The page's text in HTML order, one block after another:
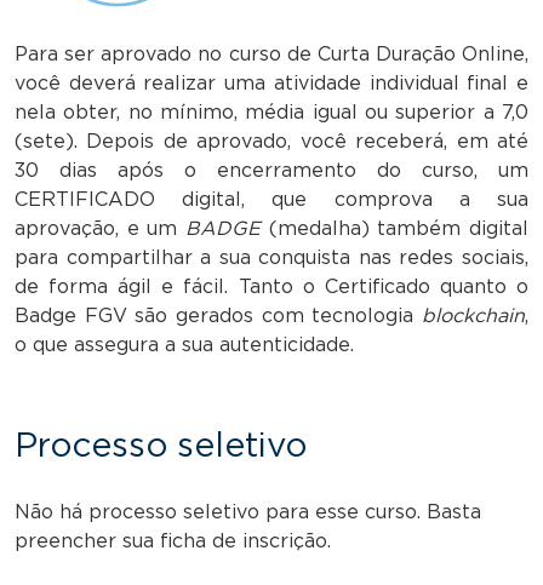
Para ser aprovado no curso de Curta Duração Online,
você deverá realizar uma atividade individual final e
nela obter, no mínimo, média igual ou superior a 7,0
(sete). Depois de aprovado, você receberá, em até
30 dias após o encerramento do curso, um
CERTIFICADO digital, que comprova a sua
aprovação, e um
BADGE (medalha) também digital
para compartilhar a sua conquista nas redes sociais,
de forma ágil e fácil. Tanto o Certificado quanto o
Badge FGV são gerados com tecnologia blockchain,
o que assegura a sua autenticidade.
Processo seletivo
Não há processo seletivo para esse curso. Basta
preencher sua ficha de inscrição.